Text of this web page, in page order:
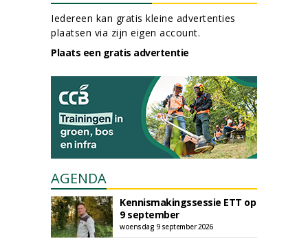
Iedereen kan gratis kleine advertenties
plaatsen via zijn eigen account.
Plaats een gratis advertentie
AGENDA
Kennismakingssessie ETT op
9 september
woensdag 9 september 2026